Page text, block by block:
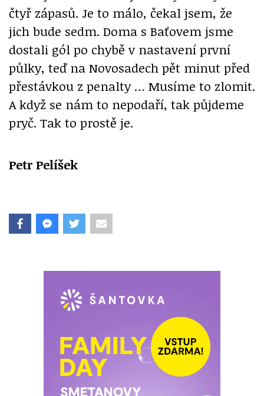
čtyř zápasů. Je to málo, čekal jsem, že
jich bude sedm. Doma s Baťovem jsme
dostali gól po chybě v nastavení první
půlky, teď na Novosadech pět minut před
přestávkou z penalty … Musíme to zlomit.
A když se nám to nepodaří, tak půjdeme
pryč. Tak to prostě je.
Petr Pelíšek